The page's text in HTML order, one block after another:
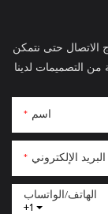
الاتصال حتى نتمكن
اسم
البريد الإلكتروني
+1
الهاتف/الواتساب